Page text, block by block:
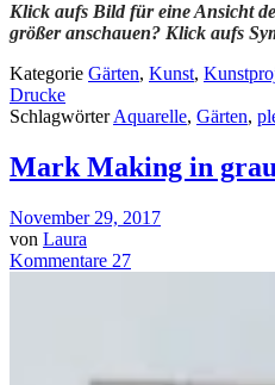
Klick aufs Bild für eine Ansicht
größer anschauen? Klick aufs
Kategorie Gärten, Kunst,
Drucke
SchlagwörterAquarelle, Gärten,
Mark Making in grau
November 29, 2017
von Laura
Kommentare 27